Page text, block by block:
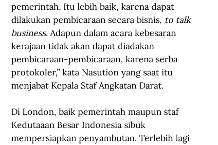
pemerintah. Itu lebih baik, karena dapat
dilakukan pembicaraan secara bisnis, to talk
business. Adapun dalam acara kebesaran
kerajaan tidak akan dapat diadakan
pembicaraan-pembicaraan, karena serba
protokoler,” kata Nasution yang saat itu
menjabat Kepala Staf Angkatan Darat.
Di London, baik pemerintah maupun staf
Kedutaaan Besar Indonesia sibuk
mempersiapkan penyambutan. Terlebih lagi